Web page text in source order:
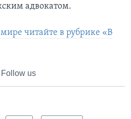
адвокатом.
читайте в рубрике «В
Follow us